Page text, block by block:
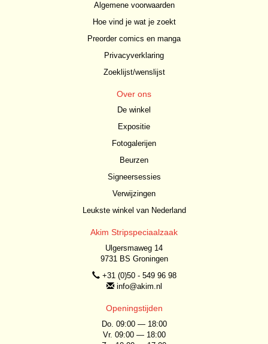
Algemene voorwaarden
Hoe vind je wat je zoekt
Preorder comics en manga
Privacyverklaring
Zoeklijst/wenslijst
Over ons
De winkel
Expositie
Fotogalerijen
Beurzen
Signeersessies
Verwijzingen
Leukste winkel van Nederland
Akim Stripspeciaalzaak
Ulgersmaweg 14
9731 BS Groningen
+31 (0)50 - 549 96 98
info@akim.nl
Openingstijden
Do. 09:00 — 18:00
Vr. 09:00 — 18:00